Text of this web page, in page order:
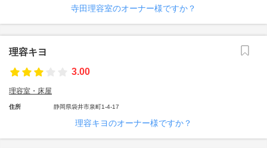
寺田理容室のオーナー様ですか？
理容キヨ
3.00
理容室・床屋
住所 静岡県袋井市泉町1-4-17
理容キヨのオーナー様ですか？